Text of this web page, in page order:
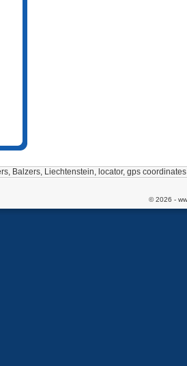
Balzers, Liechtenstein, locator, gps
© 2026 -